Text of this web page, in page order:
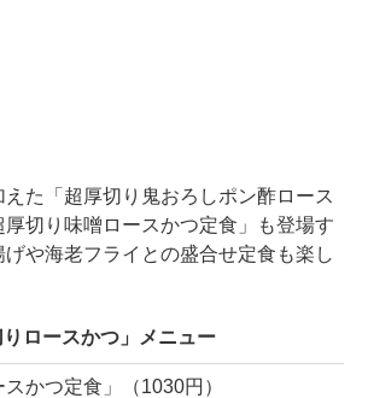
た「超厚切り鬼おろしポン酢ロース
切り味噌ロースかつ定食」も登場す
げや海老フライとの盛合せ定食も楽し
ロースかつ」メニュー
スかつ定食」（1030円）